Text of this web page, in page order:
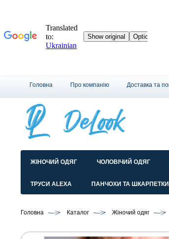
Головна Про компанію Доставка та
ЖІНОЧИЙ ОДЯГ ЧОЛОВІЧИЙ ОДЯГ
ТРУСИ ALEXA ПАНЧОХИ ТА ШКАРПЕТКИ
Головна Каталог Жіночий одяг